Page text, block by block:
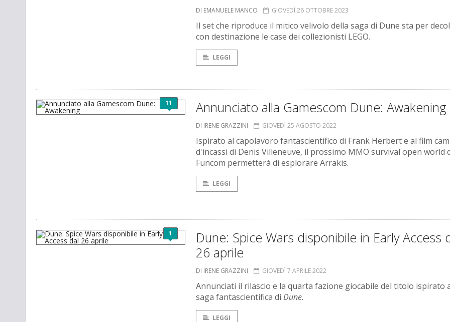
DI EMANUELE MANCO GIOVEDÌ 26 OTTOBRE 2023
Il set che riproduce il mitico velivolo della saga di Dune sta per
con destinazione le case dei collezionisti LEGO.
LEGGI
11 Annunciato alla Gamescom Dune: Awakening
DI IRENE GRAZZINI GIOVEDÌ 25 AGOSTO 2022
Ispirato al capolavoro fantascientifico di Frank Herbert e al film
d'incassi di Denis Villeneuve, il prossimo MMO survival open world
Funcom permetterà di esplorare Arrakis.
LEGGI
1
Dune: Spice Wars disponibile in Early Access
26 aprile
DI IRENE GRAZZINI GIOVEDÌ 7 APRILE 2022
Annunciati il rilascio e la quarta fazione giocabile del titolo ispirato
saga fantascientifica di Dune.
LEGGI